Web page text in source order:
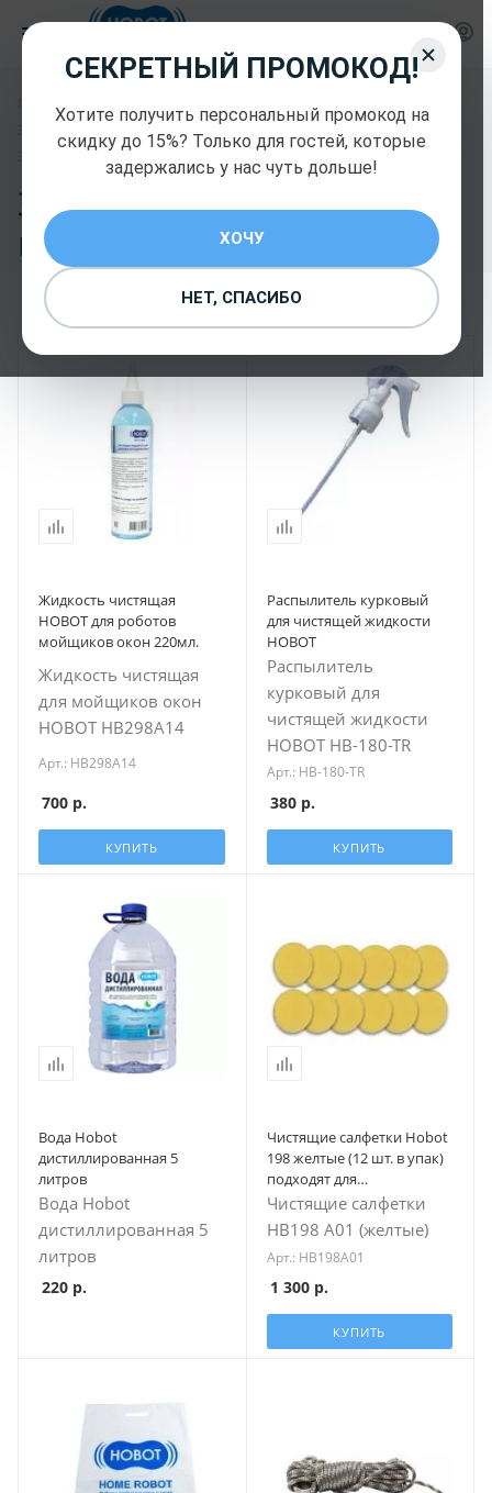
Главная Запчасти и комплектующие Hobot
Запчасти и комплектующие Hobot
Запчасти и комплектующие Hobot
Запчасти и
комплектующие Hobot
10
Жидкость чистящая
HOBOT для роботов
мойщиков окон 220мл.
Жидкость чистящая
для мойщиков окон
HOBOT HB298A14
Арт.: HB298A14
700 р.
КУПИТЬ
Распылитель курковый
для чистящей жидкости
HOBOT
Распылитель
курковый для
чистящей жидкости
HOBOT HB-180-TR
Арт.: HB-180-TR
380р.
КУПИТЬ
Вода Hobot
дистиллированная 5
литров
Вода Hobot
дистиллированная 5
литров
220 р.
Чистящие салфетки Hobot
198 желтые (12 шт. в упак)
подходят для
(188,368,388,R3)
Чистящие салфетки
HB198 А01 (желтые)
Арт.: HB198A01
1 300р.
КУПИТЬ
СЕКРЕТНЫЙ ПРОМОКОД!
Хотите получить персональный промокод на
скидку до 15%? Только для гостей, которые
задержались у нас чуть дольше!
ХОЧУ
НЕТ, СПАСИБО